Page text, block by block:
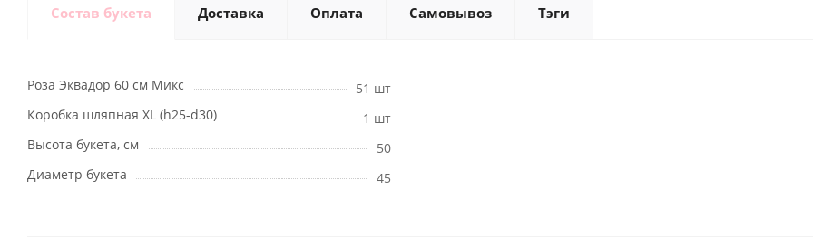
Состав букета Доставка Оплата Самовывоз Тэги
Роза Эквадор 60 см Микс
51 шт
Коробка шляпная XL (h25-d30)
1 шт
Высота букета, см
50
Диаметр букета
45